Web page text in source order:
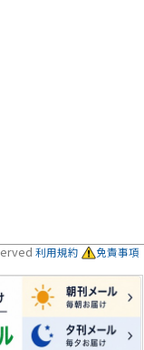
利用規約 免責事項